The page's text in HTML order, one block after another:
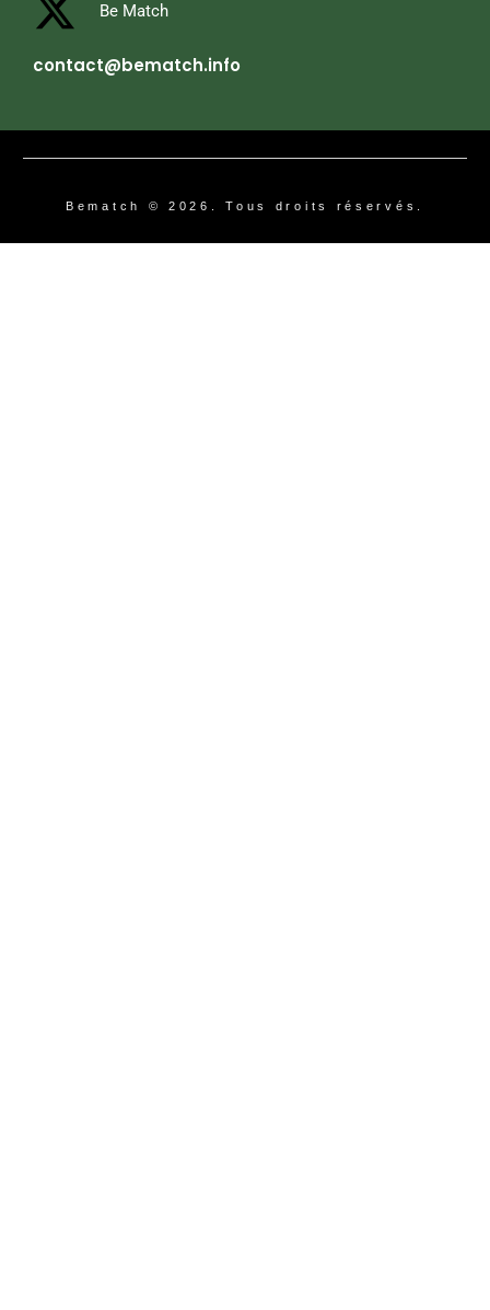
Be Match
contact@bematch.info
Bematch © 2026. Tous droits réservés.